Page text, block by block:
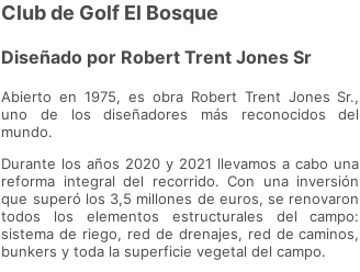
Club de Golf El Bosque
Diseñado por Robert Trent Jones Sr
Abierto en 1975, es obra Robert Trent Jones Sr.,
uno de los diseñadores más reconocidos del
mundo.
Durante los años 2020 y 2021 llevamos a cabo una
reforma integral del recorrido. Con una inversión
que superó los 3,5 millones de euros, se renovaron
todos los elementos estructurales del campo:
sistema de riego, red de drenajes, red de caminos,
bunkers y toda la superficie vegetal del campo.